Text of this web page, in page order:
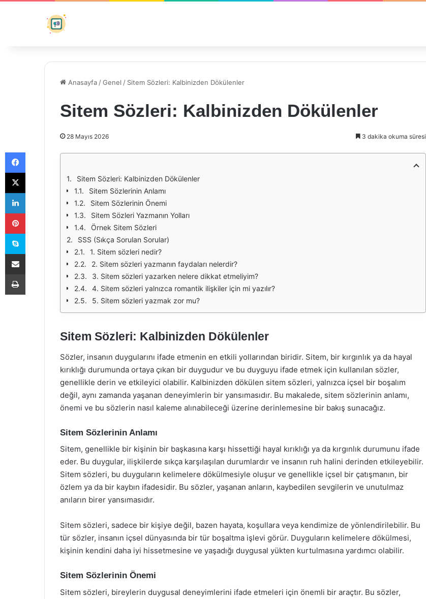
Anasayfa /Genel / Sitem Sözleri: Kalbinizden Dökülenler
Sitem Sözleri: Kalbinizden Dökülenler
28 Mayıs 2026 3 dakika okuma süresi
Sitem Sözleri: Kalbinizden Dökülenler
Sitem Sözlerinin Anlamı
Sitem Sözlerinin Önemi
Sitem Sözleri Yazmanın Yolları
Örnek Sitem Sözleri
SSS (Sıkça Sorulan Sorular)
1. Sitem sözleri nedir?
2. Sitem sözleri yazmanın faydaları nelerdir?
3. Sitem sözleri yazarken nelere dikkat etmeliyim?
4. Sitem sözleri yalnızca romantik ilişkiler için mi yazılır?
5. Sitem sözleri yazmak zor mu?
Sitem Sözleri: Kalbinizden Dökülenler
Sözler, insanın duygularını ifade etmenin en etkili yollarından biridir. Sitem, bir kırgınlık ya da hayal
kırıklığı durumunda ortaya çıkan bir duygudur ve bu duyguyu ifade etmek için kullanılan sözler,
genellikle derin ve etkileyici olabilir. Kalbinizden dökülen sitem sözleri, yalnızca içsel bir boşalım
değil, aynı zamanda yaşanan deneyimlerin bir yansımasıdır. Bu makalede, sitem sözlerinin anlamı,
önemi ve bu sözlerin nasıl kaleme alınabileceği üzerine derinlemesine bir bakış sunacağız.
Sitem Sözlerinin Anlamı
Sitem, genellikle bir kişinin bir başkasına karşı hissettiği hayal kırıklığı ya da kırgınlık durumunu ifade
eder. Bu duygular, ilişkilerde sıkça karşılaşılan durumlardır ve insanın ruh halini derinden etkileyebilir.
Sitem sözleri, bu duyguların kelimelere dökülmesiyle oluşur ve genellikle içsel bir çatışmanın, bir
özlem ya da bir kaybın ifadesidir. Bu sözler, yaşanan anların, kaybedilen sevgilerin ve unutulmaz
anıların birer yansımasıdır.
Sitem sözleri, sadece bir kişiye değil, bazen hayata, koşullara veya kendimize de yönlendirilebilir. Bu
tür sözler, insanın içsel dünyasında bir tür boşaltma işlevi görür. Duyguların kelimelere dökülmesi,
kişinin kendini daha iyi hissetmesine ve yaşadığı duygusal yükten kurtulmasına yardımcı olabilir.
Sitem Sözlerinin Önemi
Sitem sözleri, bireylerin duygusal deneyimlerini ifade etmeleri için önemli bir araçtır. Bu sözler,
Facebook
X
LinkedIn
Pinterest
Skype
E-Posta ile paylaş